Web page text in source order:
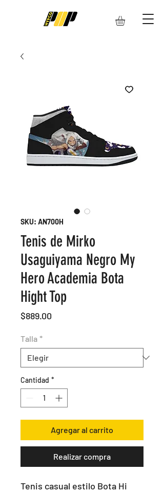
SKU: AN700H
Tenis de Mirko
Usaguiyama Negro My
Hero Academia Bota
Hight Top
$889.00
Talla *
Cantidad *
Agregar al carrito
Realizar compra
Tenis casual estilo Bota Hi